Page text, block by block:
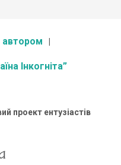
автором
Інкогніта”
проект ентузіастів